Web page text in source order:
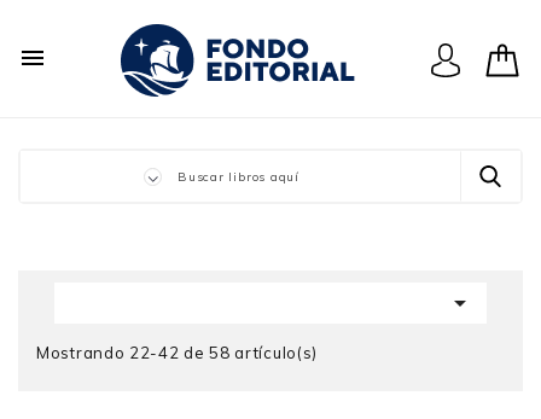


Mostrando 22-42 de 58 artículo(s)